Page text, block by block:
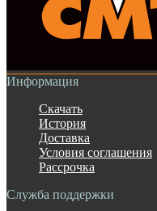
Информация
Скачать
История
Доставка
Условия соглашения
Рассрочка
Служба поддержки